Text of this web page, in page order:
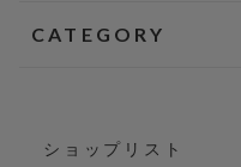
CATEGORY
ショップリスト